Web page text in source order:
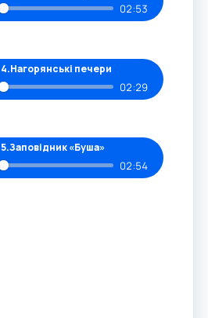
02:53
4.Нагорянські печери
02:29
5.Заповідник «Буша»
02:54